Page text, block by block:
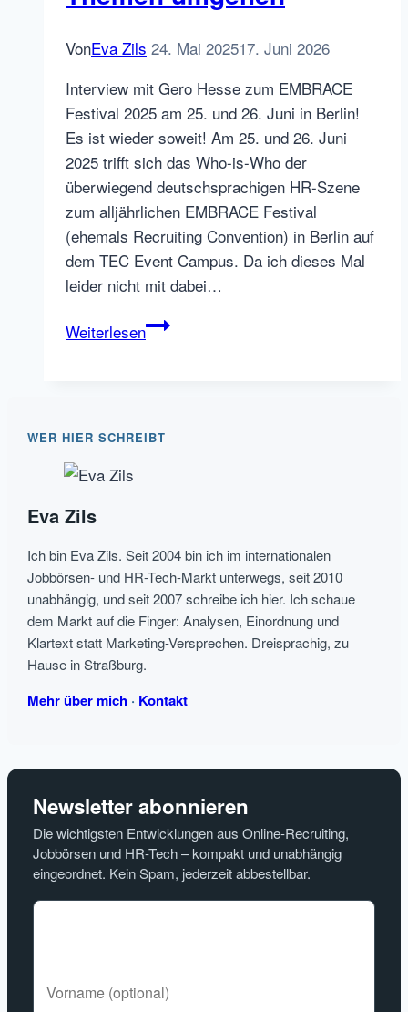
VonEva Zils 24. Mai 202517. Juni 2026
Interview mit Gero Hesse zum EMBRACE
Festival 2025 am 25. und 26. Juni in Berlin!
Es ist wieder soweit! Am 25. und 26. Juni
2025 trifft sich das Who-is-Who der
überwiegend deutschsprachigen HR-Szene
zum alljährlichen EMBRACE Festival
(ehemals Recruiting Convention) in Berlin auf
dem TEC Event Campus. Da ich dieses Mal
leider nicht mit dabei…
WeiterlesenEMBRACE
aktuellen
WER HIER SCHREIBT
Eva Zils
Ich bin Eva Zils. Seit 2004 bin ich im internationalen
Jobbörsen- und HR-Tech-Markt unterwegs, seit 2010
unabhängig, und seit 2007 schreibe ich hier. Ich schaue
dem Markt auf die Finger: Analysen, Einordnung und
Klartext statt Marketing-Versprechen. Dreisprachig, zu
Hause in Straßburg.
Mehr über mich · Kontakt
Newsletter abonnieren
Die wichtigsten Entwicklungen aus Online-Recruiting,
Jobbörsen und HR-Tech – kompakt und unabhängig
eingeordnet. Kein Spam, jederzeit abbestellbar.